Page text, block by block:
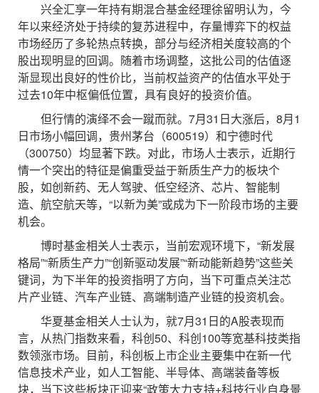
兴全汇享一年持有期混合基金经理徐留明认为，今
年以来经济处于持续的复苏进程中，存量博弈下的权益
市场经历了多轮热点转换，部分与经济相关度较高的个
股出现明显的回调。随着市场调整，这批公司的估值逐
渐显现出良好的性价比，当前权益资产的估值水平处于
过去10年中枢偏低位置，具有良好的投资价值。
但行情的演绎不会一蹴而就。7月31日大涨后，8月1
日市场小幅回调，贵州茅台（600519）和宁德时代
（300750）均显著下跌。对此，市场人士表示，近期行
情一个突出的特征是偏重受益于新质生产力的板块个
股，如创新药、无人驾驶、低空经济、芯片、智能制
造、航空航天等，“以新为美”或成为下一阶段市场的主要
机会。
博时基金相关人士表示，当前宏观环境下，“新发展
格局”“新质生产力”“创新驱动发展”“新动能新趋势”这些关
键词，为下半年的投资指明了方向，当下可重点关注芯
片产业链、汽车产业链、高端制造产业链的投资机会。
华夏基金相关人士认为，就7月31日的A股表现而
言，从热门指数来看，科创50、科创100等宽基科技类指
数领涨市场。目前，科创板上市企业主要集中在新一代
信息技术产业，如人工智能、半导体、高端装备等板
块，当下这些板块正迎来“政策大力支持+科技行业自身景